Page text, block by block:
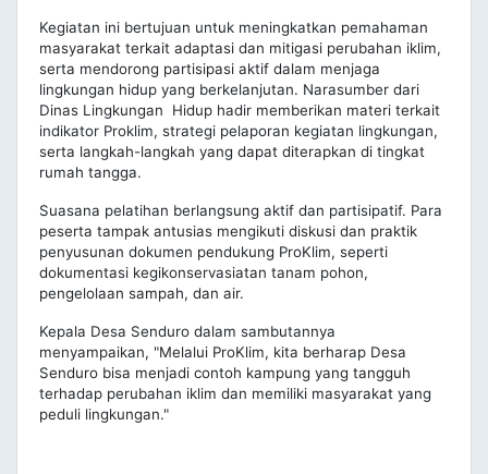
Kegiatan ini bertujuan untuk meningkatkan pemahaman
masyarakat terkait adaptasi dan mitigasi perubahan iklim,
serta mendorong partisipasi aktif dalam menjaga
lingkungan hidup yang berkelanjutan. Narasumber dari
Dinas Lingkungan Hidup hadir memberikan materi terkait
indikator Proklim, strategi pelaporan kegiatan lingkungan,
serta langkah-langkah yang dapat diterapkan di tingkat
rumah tangga.
Suasana pelatihan berlangsung aktif dan partisipatif. Para
peserta tampak antusias mengikuti diskusi dan praktik
penyusunan dokumen pendukung ProKlim, seperti
dokumentasi kegikonservasiatan tanam pohon,
pengelolaan sampah, dan air.
Kepala Desa Senduro dalam sambutannya
menyampaikan, "Melalui ProKlim, kita berharap Desa
Senduro bisa menjadi contoh kampung yang tangguh
terhadap perubahan iklim dan memiliki masyarakat yang
peduli lingkungan."